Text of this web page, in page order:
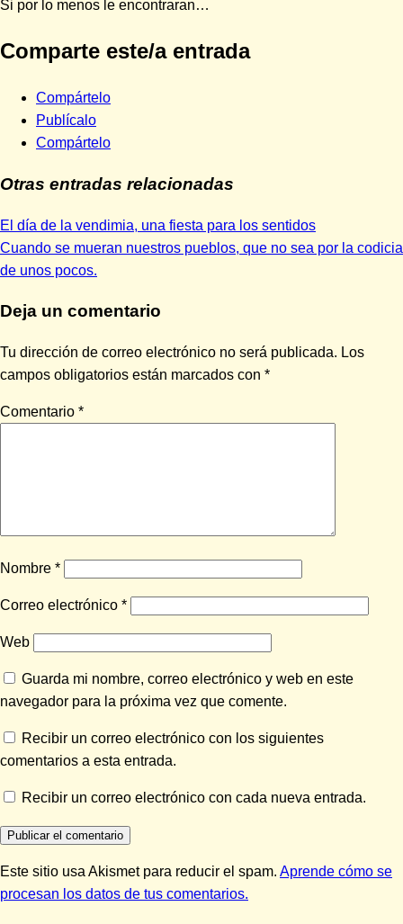
Si por lo menos le encontraran…
Comparte este/a entrada
Compártelo
Publícalo
Compártelo
Otras entradas relacionadas
Navegación
de
entradas
Entrada
anterior:
El día de la vendimia, una fiesta para los sentidos
Siguiente
entrada:
Cuando se mueran nuestros pueblos, que no sea por la codicia
de unos pocos.
Deja un comentario
Tu dirección de correo electrónico no será publicada. Los
campos obligatorios están marcados con *
Comentario *
Nombre *
Correo electrónico *
Web
Guarda mi nombre, correo electrónico y web en este
navegador para la próxima vez que comente.
Recibir un correo electrónico con los siguientes
comentarios a esta entrada.
Recibir un correo electrónico con cada nueva entrada.
Este sitio usa Akismet para reducir el spam. Aprende cómo se
procesan los datos de tus comentarios.